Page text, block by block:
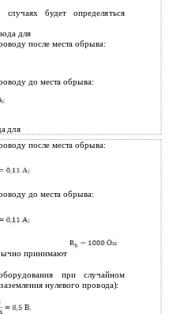
будет определяться
для
после места обрыва:
до места обрыва:
для
после места обрыва:
до места обрыва:
принимают
при случайном
нулевого провода):